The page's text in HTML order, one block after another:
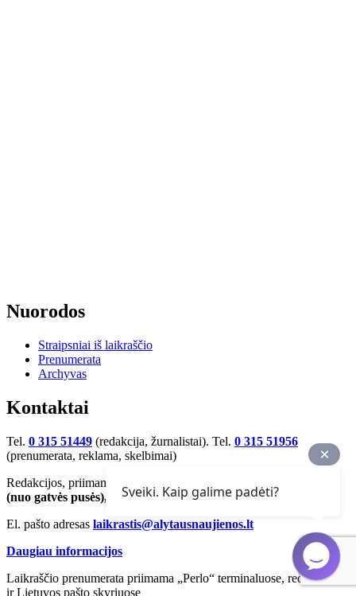
Nuorodos
Straipsniai iš laikraščio
Prenumerata
Archyvas
Kontaktai
Tel. 0 315 51449 (redakcija, žurnalistai). Tel. 0 315 51956
(prenumerata, reklama, skelbimai)
Redakcijos, priimamojo adresas
(nuo gatvės pusės), LT-62137, Alytus
El. pašto adresas laikrastis@alytausnaujienos.lt
Daugiau informacijos
Laikraščio prenumerata priimama „Perlo“ terminaluose, redakcijoje
ir Lietuvos pašto skyriuose
Sveiki. Kaip galime padėti?